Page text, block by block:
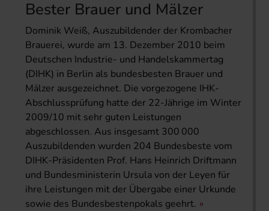
Bester Brauer und Mälzer
Dominik Weiß, Auszubildender der Krombacher
Brauerei, wurde am 13. Dezember 2010 beim
Deutschen Industrie- und Handelskammertag
(DIHK) in Berlin als bundesbesten Brauer und
Mälzer ausgezeichnet. Die vorgezogene IHK-
Abschlussprüfung hatte der 22-Jährige im Winter
2009/10 mit sehr guten Leistungen
abgeschlossen. Aus insgesamt 300 000
Auszubildenden wurden 204 Bundesbeste vom
DIHK-Präsidenten Prof. Hans Heinrich Driftmann
und Bundesministerin Ursula von der Leyen für
ihre Leistungen mit der Übergabe einer Urkunde
sowie des Bundesbestenpokals geehrt.